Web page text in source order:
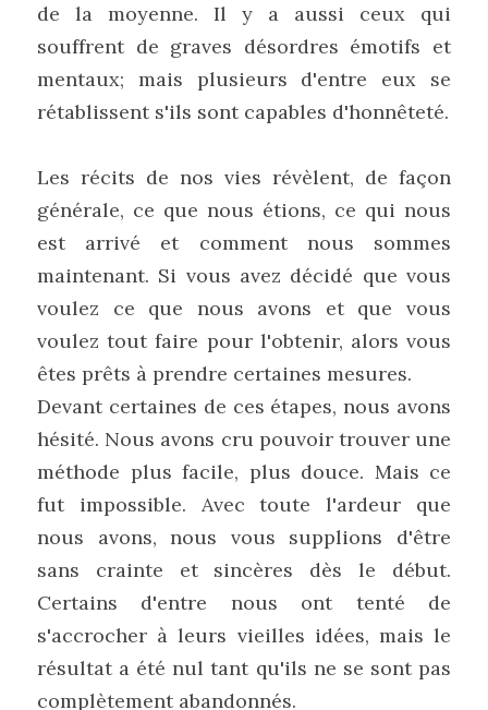
de la moyenne. Il y a aussi ceux qui
souffrent de graves désordres émotifs et
mentaux; mais plusieurs d'entre eux se
rétablissent s'ils sont capables d'honnêteté.
Les récits de nos vies révèlent, de façon
générale, ce que nous étions, ce qui nous
est arrivé et comment nous sommes
maintenant. Si vous avez décidé que vous
voulez ce que nous avons et que vous
voulez tout faire pour l'obtenir, alors vous
êtes prêts à prendre certaines mesures.
Devant certaines de ces étapes, nous avons
hésité. Nous avons cru pouvoir trouver une
méthode plus facile, plus douce. Mais ce
fut impossible. Avec toute l'ardeur que
nous avons, nous vous supplions d'être
sans crainte et sincères dès le début.
Certains d'entre nous ont tenté de
s'accrocher à leurs vieilles idées, mais le
résultat a été nul tant qu'ils ne se sont pas
complètement abandonnés.